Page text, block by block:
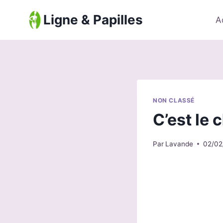
Ligne & Papilles
NON CLASSÉ
C’est le
Par Lavande 02/